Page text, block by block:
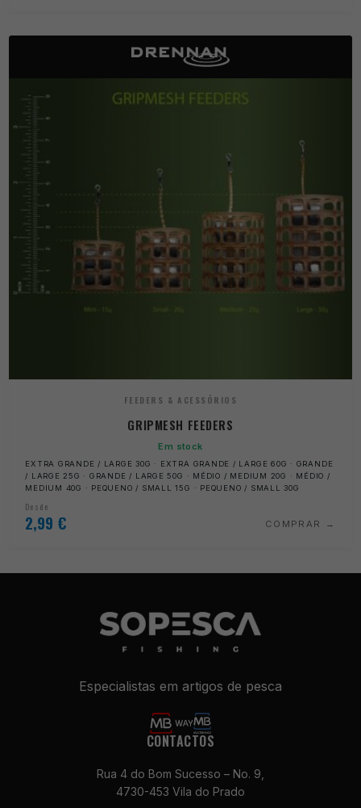
FEEDERS & ACESSÓRIOS
GRIPMESH FEEDERS
Em stock
EXTRA GRANDE / LARGE 30G · EXTRA GRANDE / LARGE 60G · GRANDE
/ LARGE 25G · GRANDE / LARGE 50G · MÉDIO / MEDIUM 20G · MÉDIO /
MEDIUM 40G · PEQUENO / SMALL 15G · PEQUENO / SMALL 30G
Desde
2,99 € COMPRAR
Especialistas em artigos de pesca
CONTACTOS
Rua 4 do Bom Sucesso – No. 9,
4730-453 Vila do Prado